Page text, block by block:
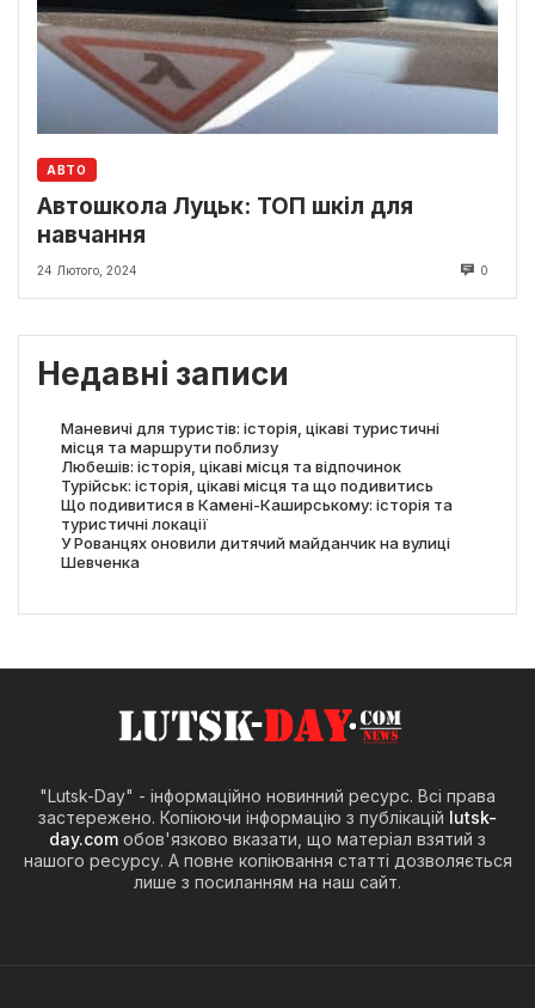
АВТО
Автошкола Луцьк: ТОП шкіл для
навчання
24 Лютого, 2024 0
Недавні записи
Маневичі для туристів: історія, цікаві туристичні
місця та маршрути поблизу
Любешів: історія, цікаві місця та відпочинок
Турійськ: історія, цікаві місця та що подивитись
Що подивитися в Камені-Каширському: історія та
туристичні локації
У Рованцях оновили дитячий майданчик на вулиці
Шевченка
"Lutsk-Day" - інформаційно новинний ресурс. Всі права
застережено. Копіюючи інформацію з публікацій lutsk-
day.com обов'язково вказати, що матеріал взятий з
нашого ресурсу. А повне копіювання статті дозволяється
лише з посиланням на наш сайт.